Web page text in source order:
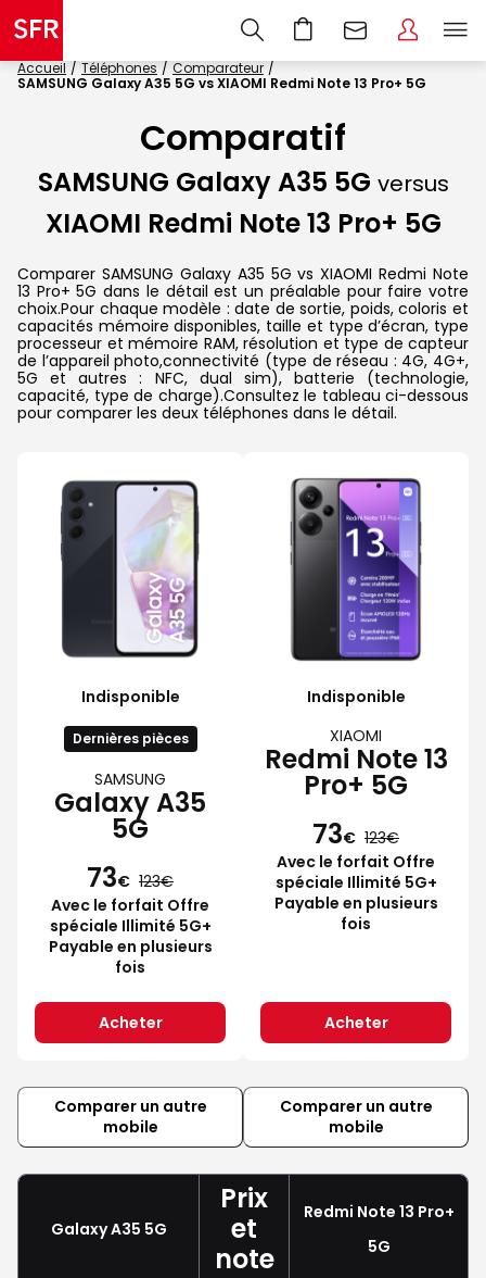
Accueil Téléphones
Comparateur
SAMSUNG Galaxy A35 5G vs XIAOMI Redmi Note 13 Pro+ 5G
Comparatif
SAMSUNG Galaxy A35 5G versus
XIAOMI Redmi Note 13 Pro+ 5G
Comparer SAMSUNG Galaxy A35 5G vs XIAOMI Redmi Note
13 Pro+ 5G dans le détail est un préalable pour faire votre
choix.Pour chaque modèle : date de sortie, poids, coloris et
capacités mémoire disponibles, taille et type d’écran, type
processeur et mémoire RAM, résolution et type de capteur
de l’appareil photo,connectivité (type de réseau : 4G, 4G+,
5G et autres : NFC, dual sim), batterie (technologie,
capacité, type de charge).Consultez le tableau ci-dessous
pour comparer les deux téléphones dans le détail.
Indisponible
Dernières pièces
SAMSUNG
Galaxy A35
5G
73€ 123
Avec le forfait Offre
spéciale Illimité 5G+
Payable en plusieurs
fois
Acheter
Indisponible
XIAOMI
Redmi Note 13
Pro+ 5G
73€ 123
Avec le forfait Offre
spéciale Illimité 5G+
Payable en plusieurs
fois
Acheter
Comparer un autre
mobile
Comparer un autre
mobile
Galaxy A35 5G
Prix
et
note
Redmi Note 13 Pro+
5G